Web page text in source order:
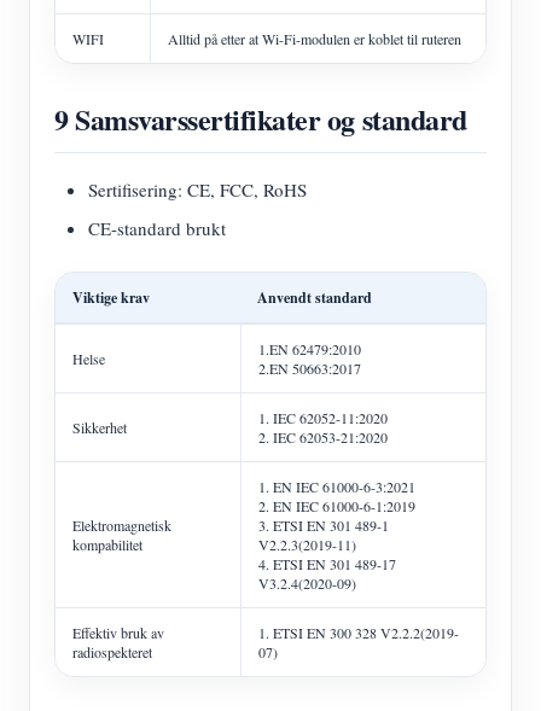
WIFI Alltid på etter at Wi-Fi-modulen er koblet til ruteren
9 Samsvarssertifikater og standard
Sertifisering: CE, FCC, RoHS
CE-standard brukt
Viktige krav Anvendt standard
Helse
1.EN 62479:2010
2.EN 50663:2017
Sikkerhet
1. IEC 62052-11:2020
2. IEC 62053-21:2020
Elektromagnetisk
kompabilitet
1. EN IEC 61000-6-3:2021
2. EN IEC 61000-6-1:2019
3. ETSI EN 301 489-1
V2.2.3(2019-11)
4. ETSI EN 301 489-17
V3.2.4(2020-09)
Effektiv bruk av
radiospekteret
1. ETSI EN 300 328 V2.2.2(2019-
07)